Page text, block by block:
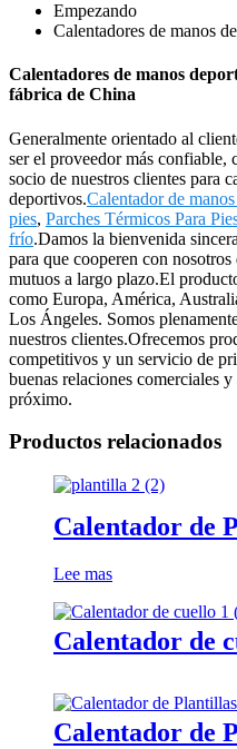
Empezando
Calentadores de manos
Calentadores de manos
fábrica de China
Generalmente orientado al
ser el proveedor más confiable,
socio de nuestros clientes para
deportivos.Calentador de
pies, Parches Térmicos Para
frío.Damos la bienvenida
para que cooperen con
mutuos a largo plazo.El
como Europa, América,
Los Ángeles. Somos
nuestros clientes.Ofrecemos
competitivos y un servicio de
buenas relaciones comerciales
próximo.
Productos relacionados
Calentador de
Lee mas
Calentador de
Calentador de